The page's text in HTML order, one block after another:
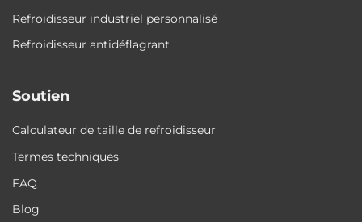
Refroidisseur industriel personnalisé
Refroidisseur antidéflagrant
Soutien
Calculateur de taille de refroidisseur
Termes techniques
FAQ
Blog